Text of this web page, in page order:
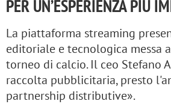
PER UN’ESPERIENZA PIÙ
La piattaforma streaming
editoriale e tecnologica messa
torneo di calcio. Il ceo Stefano
raccolta pubblicitaria, presto
partnership distributive».